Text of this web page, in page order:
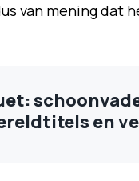
van mening dat
en